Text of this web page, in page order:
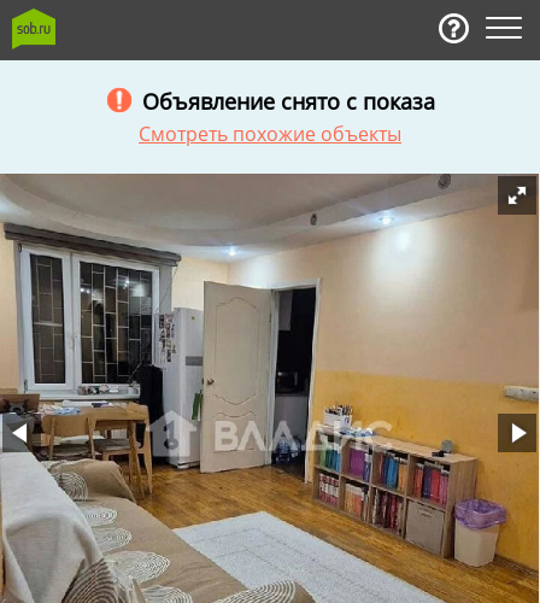
Объявление снято с показа
Смотреть похожие объекты